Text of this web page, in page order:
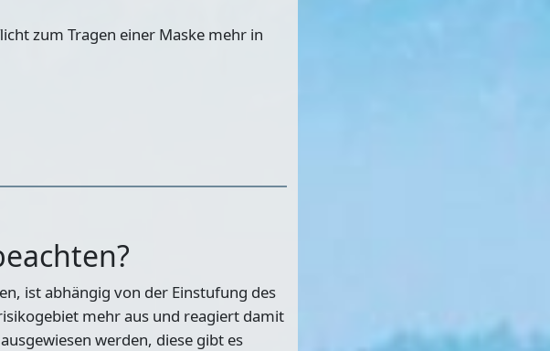
zum Tragen einer Maske mehr in
ist abhängig von der Einstufung des
mehr aus und reagiert damit
werden, diese gibt es